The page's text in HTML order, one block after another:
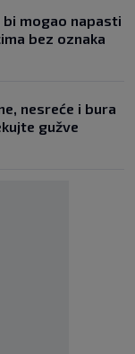
bi mogao napasti
bez oznaka
nesreće i bura
gužve